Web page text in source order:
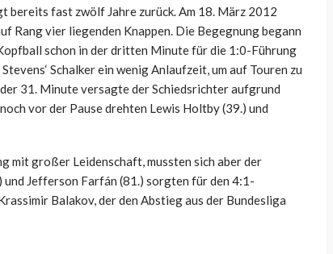
bereits fast zwölf Jahre zurück. Am 18. März 2012
Rang vier liegenden Knappen. Die Begegnung begann
schon in der dritten Minute für die 1:0-Führung
Schalker ein wenig Anlaufzeit, um auf Touren zu
31. Minute versagte der Schiedsrichter aufgrund
vor der Pause drehten Lewis Holtby (39.) und
mit großer Leidenschaft, mussten sich aber der
und Jefferson Farfán (81.) sorgten für den 4:1-
Balakov, der den Abstieg aus der Bundesliga